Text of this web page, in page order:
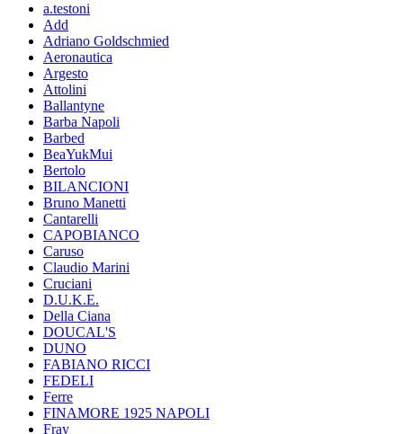
a.testoni
Add
Adriano Goldschmied
Aeronautica
Argesto
Attolini
Ballantyne
Barba Napoli
Barbed
BeaYukMui
Bertolo
BILANCIONI
Bruno Manetti
Cantarelli
CAPOBIANCO
Caruso
Claudio Marini
Cruciani
D.U.K.E.
Della Ciana
DOUCAL'S
DUNO
FABIANO RICCI
FEDELI
Ferre
FINAMORE 1925 NAPOLI
Fray